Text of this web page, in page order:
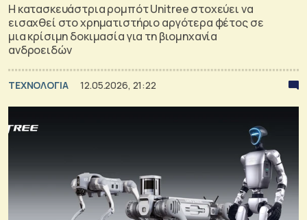
Η κατασκευάστρια ρομπότ Unitree στοχεύει να
εισαχθεί στο χρηματιστήριο αργότερα φέτος σε
μια κρίσιμη δοκιμασία για τη βιομηχανία
ανδροειδών
ΤΕΧΝΟΛΟΓΙΑ 12.05.2026, 21:22